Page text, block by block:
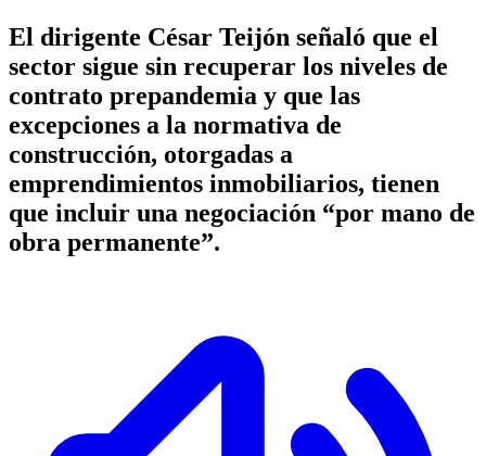
El dirigente César Teijón señaló que el
sector sigue sin recuperar los niveles de
contrato prepandemia y que las
excepciones a la normativa de
construcción, otorgadas a
emprendimientos inmobiliarios, tienen
que incluir una negociación “por mano de
obra permanente”.